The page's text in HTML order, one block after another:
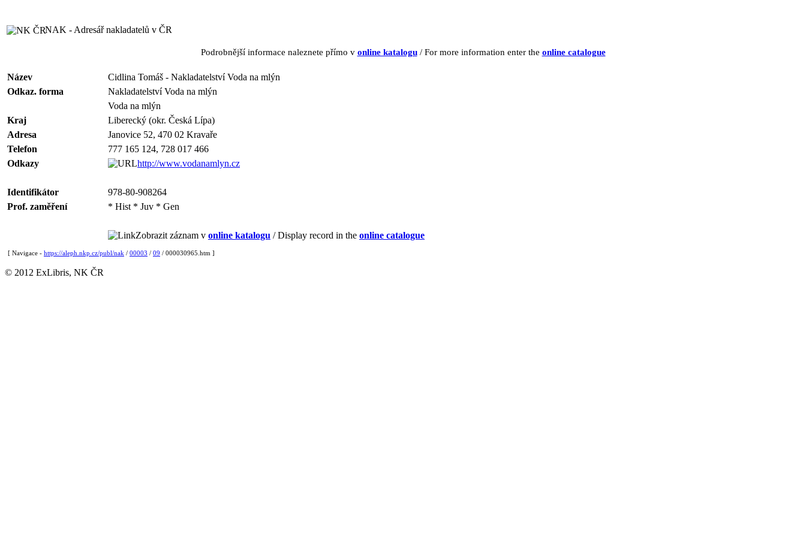
NAK - Adresář nakladatelů v ČR
Podrobnější informace naleznete přímo v online katalogu/ For more information enter the online catalogue
Název
Cidlina Tomáš - Nakladatelství Voda na mlýn
Odkaz. forma
Nakladatelství Voda na mlýn
Voda na mlýn
Kraj
Liberecký (okr. Česká Lípa)
Adresa
Janovice 52, 470 02 Kravaře
Telefon
777 165 124, 728 017 466
Odkazy
http://www.vodanamlyn.cz
Identifikátor
978-80-908264
Prof. zaměření
* Hist * Juv * Gen
Zobrazit záznam v online katalogu / Display record in the online catalogue
[ Navigace - https://aleph.nkp.cz/publ/nak / 00003 / 09 / 000030965.htm ]
© 2012 ExLibris, NK ČR